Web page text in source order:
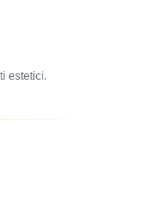
estetici.